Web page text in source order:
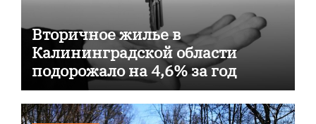
Вторичное жилье в
Калининградской области
подорожало на 4,6% за год